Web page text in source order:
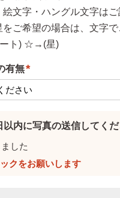
文字・ハングル文字はご
ご希望の場合は、文字で
ト) ☆→(星)
有無
必
須
以内に写真の送信してく
した